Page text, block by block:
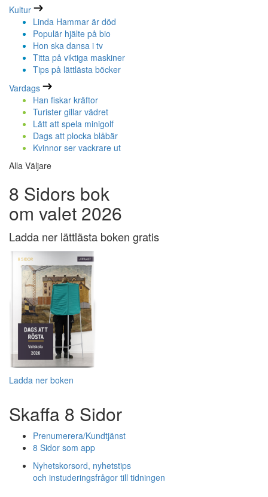
Kultur
Linda Hammar är död
Populär hjälte på bio
Hon ska dansa i tv
Titta på viktiga maskiner
Tips på lättlästa böcker
Vardags
Han fiskar kräftor
Turister gillar vädret
Lätt att spela minigolf
Dags att plocka blåbär
Kvinnor ser vackrare ut
Alla Väljare
8 Sidors bok
om valet 2026
Ladda ner lättlästa boken gratis
Ladda ner boken
Skaffa 8 Sidor
Prenumerera/Kundtjänst
8 Sidor som app
Nyhetskorsord, nyhetstips
och instuderingsfrågor till tidningen